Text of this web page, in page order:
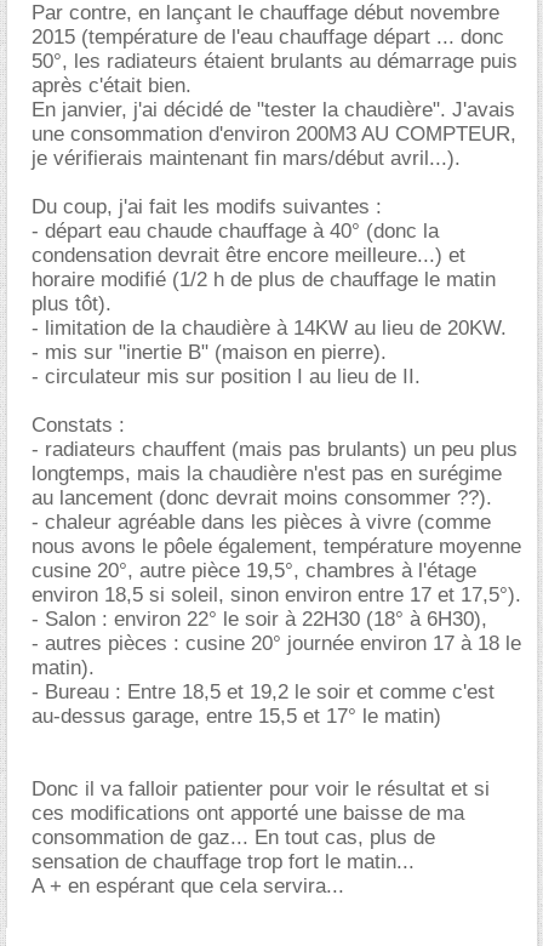
Par contre, en lançant le chauffage début novembre
2015 (température de l'eau chauffage départ ... donc
50°, les radiateurs étaient brulants au démarrage puis
après c'était bien.
En janvier, j'ai décidé de "tester la chaudière". J'avais
une consommation d'environ 200M3 AU COMPTEUR,
je vérifierais maintenant fin mars/début avril...).
Du coup, j'ai fait les modifs suivantes :
- départ eau chaude chauffage à 40° (donc la
condensation devrait être encore meilleure...) et
horaire modifié (1/2 h de plus de chauffage le matin
plus tôt).
- limitation de la chaudière à 14KW au lieu de 20KW.
- mis sur "inertie B" (maison en pierre).
- circulateur mis sur position I au lieu de II.
Constats :
- radiateurs chauffent (mais pas brulants) un peu plus
longtemps, mais la chaudière n'est pas en surégime
au lancement (donc devrait moins consommer ??).
- chaleur agréable dans les pièces à vivre (comme
nous avons le pôele également, température moyenne
cusine 20°, autre pièce 19,5°, chambres à l'étage
environ 18,5 si soleil, sinon environ entre 17 et 17,5°).
- Salon : environ 22° le soir à 22H30 (18° à 6H30),
- autres pièces : cusine 20° journée environ 17 à 18 le
matin).
- Bureau : Entre 18,5 et 19,2 le soir et comme c'est
au-dessus garage, entre 15,5 et 17° le matin)
Donc il va falloir patienter pour voir le résultat et si
ces modifications ont apporté une baisse de ma
consommation de gaz... En tout cas, plus de
sensation de chauffage trop fort le matin...
A + en espérant que cela servira...